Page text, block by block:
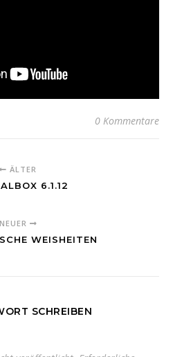
0 Kommentare
ÄLTER
6.1.12
NEUER
WEISHEITEN
SCHREIBEN